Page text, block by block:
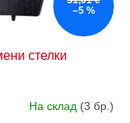
–5 %
стелки
На склад (3 бр.)